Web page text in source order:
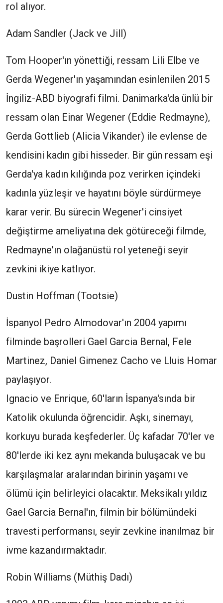
rol alıyor.
Adam Sandler (Jack ve Jill)
Tom Hooper'ın yönettiği, ressam Lili Elbe ve
Gerda Wegener'ın yaşamından esinlenilen 2015
İngiliz-ABD biyografi filmi. Danimarka'da ünlü bir
ressam olan Einar Wegener (Eddie Redmayne),
Gerda Gottlieb (Alicia Vikander) ile evlense de
kendisini kadın gibi hisseder. Bir gün ressam eşi
Gerda'ya kadın kılığında poz verirken içindeki
kadınla yüzleşir ve hayatını böyle sürdürmeye
karar verir. Bu sürecin Wegener'i cinsiyet
değiştirme ameliyatına dek götüreceği filmde,
Redmayne'ın olağanüstü rol yeteneği seyir
zevkini ikiye katlıyor.
Dustin Hoffman (Tootsie)
İspanyol Pedro Almodovar'ın 2004 yapımı
filminde başrolleri Gael Garcia Bernal, Fele
Martinez, Daniel Gimenez Cacho ve Lluis Homar
paylaşıyor.
Ignacio ve Enrique, 60'ların İspanya'sında bir
Katolik okulunda öğrencidir. Aşkı, sinemayı,
korkuyu burada keşfederler. Üç kafadar 70'ler ve
80'lerde iki kez aynı mekanda buluşacak ve bu
karşılaşmalar aralarından birinin yaşamı ve
ölümü için belirleyici olacaktır. Meksikalı yıldız
Gael Garcia Bernal'ın, filmin bir bölümündeki
travesti performansı, seyir zevkine inanılmaz bir
ivme kazandırmaktadır.
Robin Williams (Müthiş Dadı)